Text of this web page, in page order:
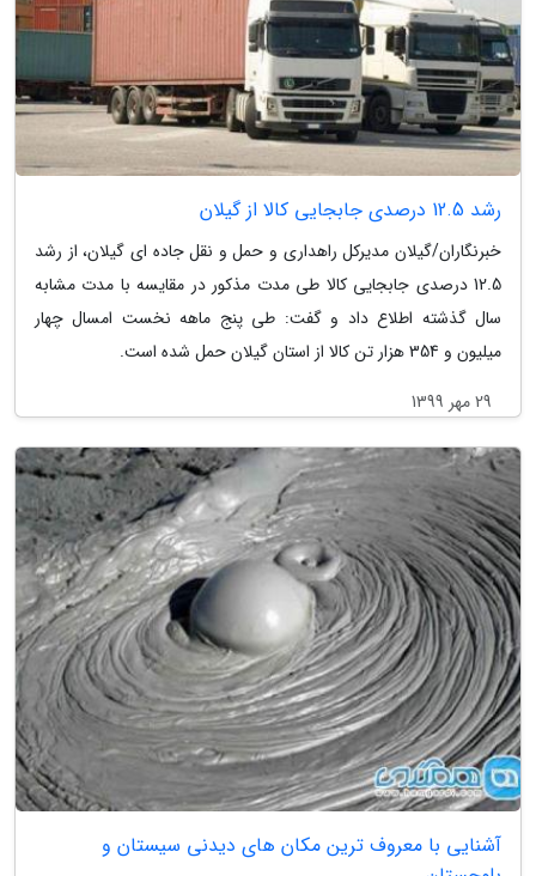
رشد 12.5 درصدی جابجایی کالا از گیلان
خبرنگاران/گیلان مدیرکل راهداری و حمل و نقل جاده ای گیلان، از رشد
12.5 درصدی جابجایی کالا طی مدت مذکور در مقایسه با مدت مشابه
سال گذشته اطلاع داد و گفت: طی پنج ماهه نخست امسال چهار
میلیون و 354 هزار تن کالا از استان گیلان حمل شده است.
29 مهر 1399
آشنایی با معروف ترین مکان های دیدنی سیستان و